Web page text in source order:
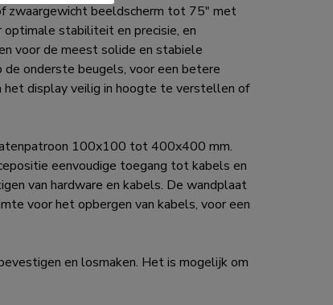
zwaargewicht beeldscherm tot 75" met
stabiliteit en precisie, en
voor de meest solide en stabiele
onderste beugels, voor een betere
het display veilig in hoogte te verstellen of
100x100 tot 400x400 mm.
eenvoudige toegang tot kabels en
van hardware en kabels. De wandplaat
voor het opbergen van kabels, voor een
en losmaken. Het is mogelijk om